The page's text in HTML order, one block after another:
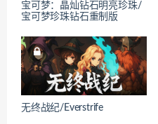
宝可梦：晶灿钻石明亮珍珠/
宝可梦珍珠钻石重制版
无终战纪/Everstrife